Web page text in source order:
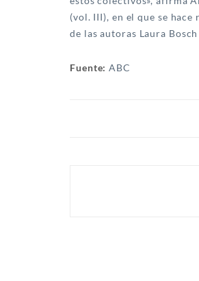
(vol. III), en el que se
de las autoras Laura
Fuente: ABC